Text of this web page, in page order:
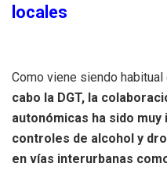
locales
Como viene siendo habitual
cabo la DGT, la
autonómicas ha sido
controles de alcohol y
en vías interurbanas